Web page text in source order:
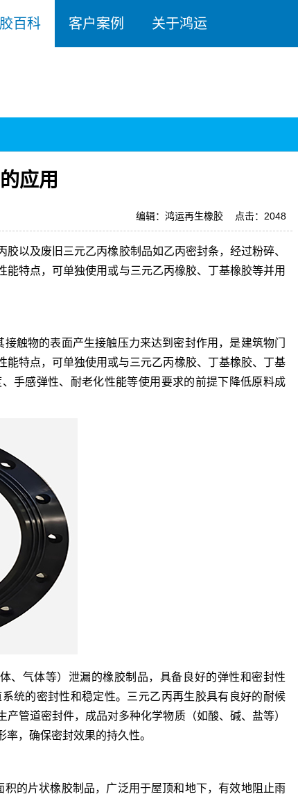
百科 客户案例 关于鸿运
应用
点击：2048
编辑：鸿运再生橡胶
以及废旧三元乙丙橡胶制品如乙丙密封条，经过粉碎、
特点，可单独使用或与三元乙丙橡胶、丁基橡胶等并用
触物的表面产生接触压力来达到密封作用，是建筑物门
能特点，可单独使用或与三元乙丙橡胶、丁基橡胶、 丁基
手感弹性、耐老化性能等使用要求的前提下降低原料成
、气体等）泄漏的橡胶制品，具备良好的弹性和密封性
统的密封性和稳定性。三元乙丙再生胶具有良好的耐候
管道密封件，成品对多种化学物质（如酸、碱、盐等）
，确保密封效果的持久性。
的片状橡胶制品，广泛用于屋顶和地下，有效地阻止雨